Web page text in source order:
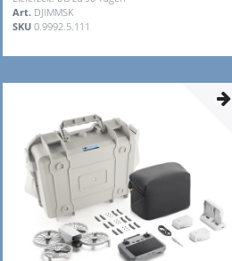
Art. DJIMMSK
SKU0.9992.5.111